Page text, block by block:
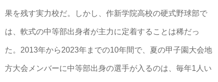
果を残す実力校だ。しかし、作新学院高校の硬式野球部で
は、軟式の中等部出身者が主力に定着することは稀だっ
た。2013年から2023年までの10年間で、夏の甲子園大会地
方大会メンバーに中等部出身の選手が入るのは、毎年1人い